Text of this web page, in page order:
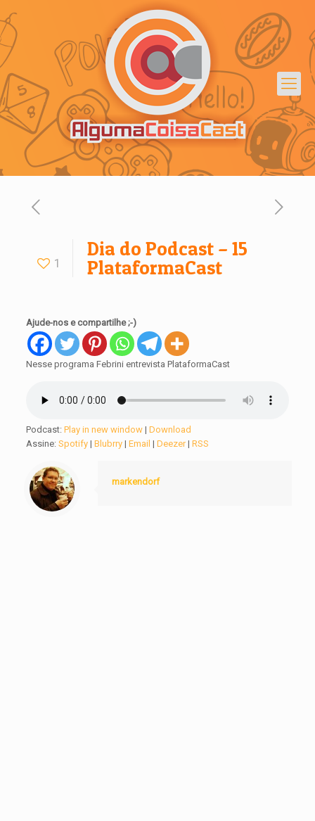
1
Dia do Podcast – 15
PlataformaCast
Ajude-nos e compartilhe ;-)
Nesse programa Febrini entrevista PlataformaCast
Podcast:Play in new window |Download
Assine:Spotify |Blubrry |Email |Deezer|RSS
markendorf